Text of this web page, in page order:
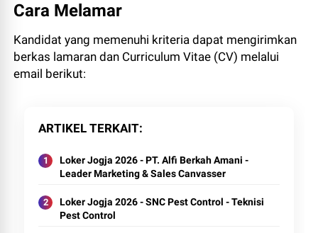
Cara Melamar
Kandidat yang memenuhi kriteria dapat mengirimkan
berkas lamaran dan Curriculum Vitae (CV) melalui
email berikut:
ARTIKEL TERKAIT
Loker Jogja 2026 - PT. Alfi Berkah Amani -
Leader Marketing & Sales Canvasser
Loker Jogja 2026 - SNC Pest Control - Teknisi
Pest Control